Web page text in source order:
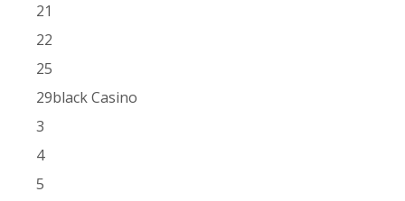
21
22
25
29black Casino
3
4
5